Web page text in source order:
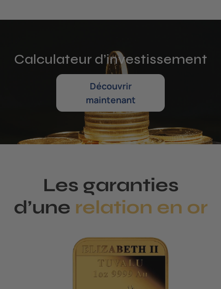
Calculateur d’investissement
Découvrir
maintenant
Les garanties
d’une relation en or